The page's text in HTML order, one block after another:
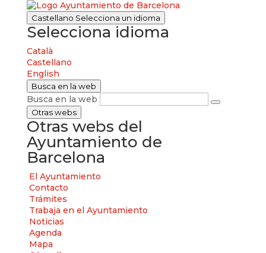
Castellano Selecciona un idioma
Selecciona idioma
Català
Castellano
English
Busca en la web
Busca en la web
Otras webs
Otras webs del
Ayuntamiento de
Barcelona
El Ayuntamiento
Contacto
Trámites
Trabaja en el Ayuntamiento
Noticias
Agenda
Mapa